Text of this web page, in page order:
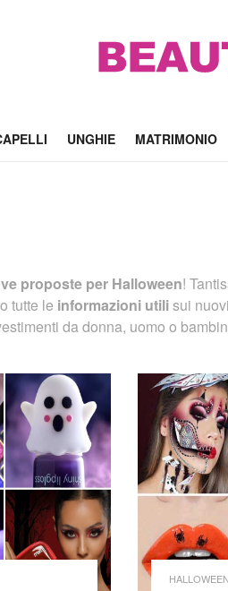
UNGHIE MATRIMONIO
proposte per Halloween!
tutte le informazioni utilisui
da donna, uomo o
HALLOWEEN